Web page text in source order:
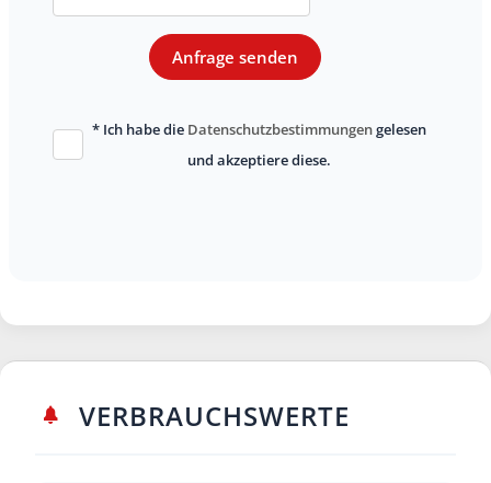
Anfrage senden
* Ich habe die Datenschutzbestimmungengelesen
und akzeptiere diese.
VERBRAUCHSWERTE